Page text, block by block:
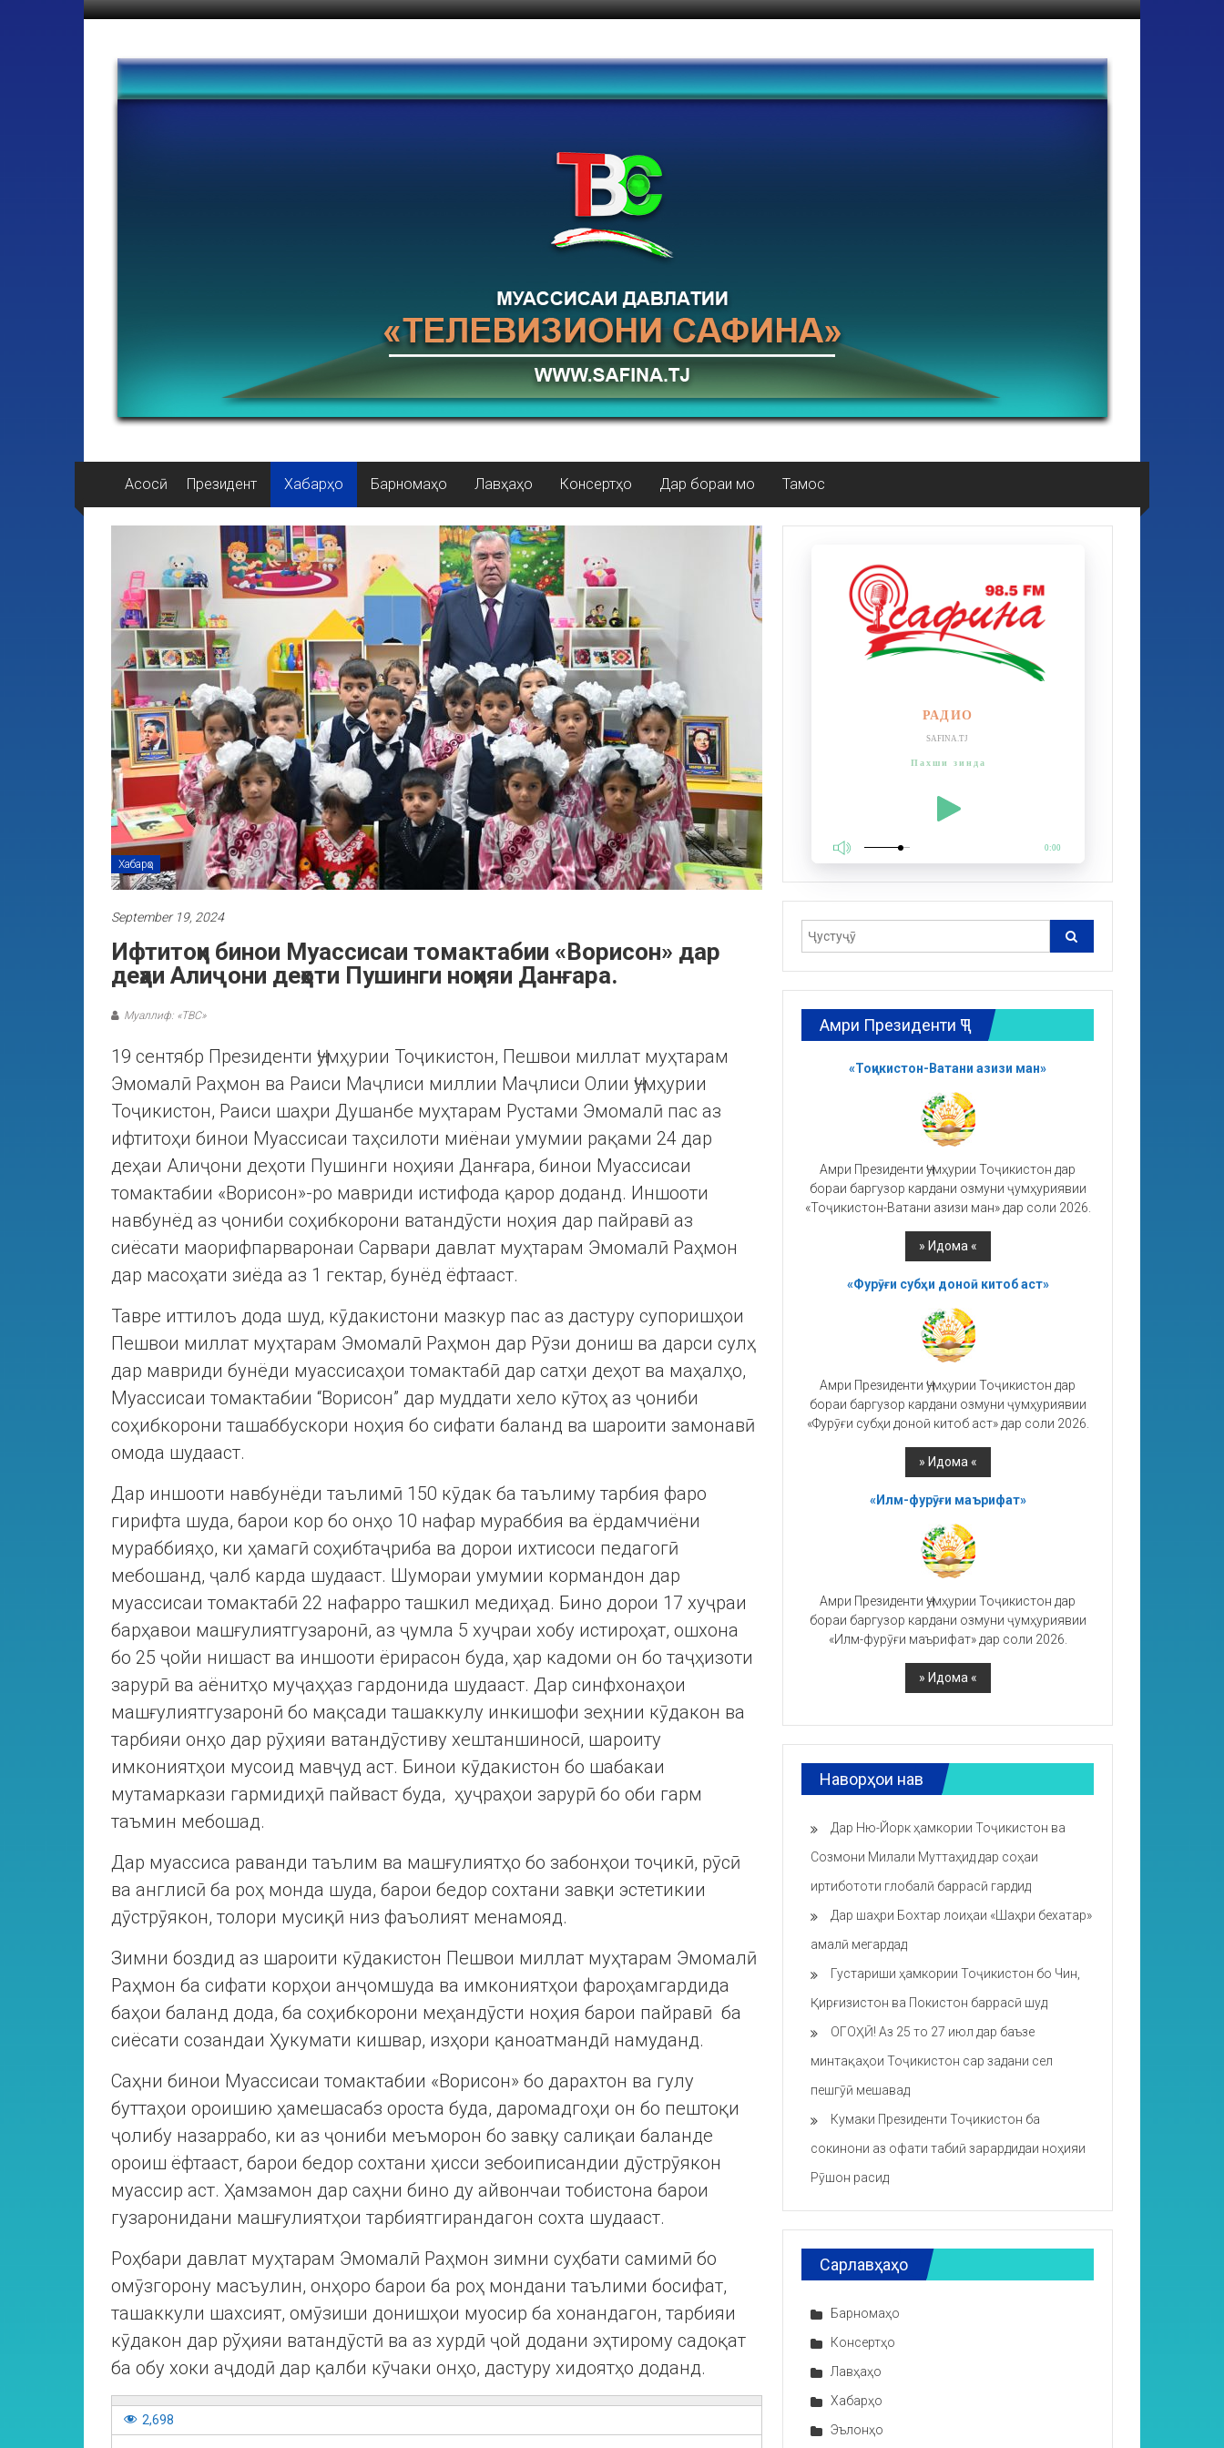
Асосӣ Президент Хабарҳо Барномаҳо Лавҳаҳо Консертҳо Дар бораи мо Тамос
Хабарҳо
September 19, 2024
Ифтитоҳи бинои Муассисаи томактабии «Ворисон» дар
деҳаи Алиҷони деҳоти Пушинги ноҳияи Данғара.
Муаллиф: «ТВС»
19 сентябр Президенти Ҷумҳурии Тоҷикистон, Пешвои миллат муҳтарам
Эмомалӣ Раҳмон ва Раиси Маҷлиси миллии Маҷлиси Олии Ҷумҳурии
Тоҷикистон, Раиси шаҳри Душанбе муҳтарам Рустами Эмомалӣ пас аз
ифтитоҳи бинои Муассисаи таҳсилоти миёнаи умумии рақами 24 дар
деҳаи Алиҷони деҳоти Пушинги ноҳияи Данғара, бинои Муассисаи
томактабии «Ворисон»-ро мавриди истифода қарор доданд. Иншооти
навбунёд аз ҷониби соҳибкорони ватандӯсти ноҳия дар пайравӣ аз
сиёсати маорифпарваронаи Сарвари давлат муҳтарам Эмомалӣ Раҳмон
дар масоҳати зиёда аз 1 гектар, бунёд ёфтааст.
Тавре иттилоъ дода шуд, кӯдакистони мазкур пас аз дастуру супоришҳои
Пешвои миллат муҳтарам Эмомалӣ Раҳмон дар Рӯзи дониш ва дарси сулҳ
дар мавриди бунёди муассисаҳои томактабӣ дар сатҳи деҳот ва маҳалҳо,
Муассисаи томактабии “Ворисон” дар муддати хело кӯтоҳ аз ҷониби
соҳибкорони ташаббускори ноҳия бо сифати баланд ва шароити замонавӣ
омода шудааст.
Дар иншооти навбунёди таълимӣ 150 кӯдак ба таълиму тарбия фаро
гирифта шуда, барои кор бо онҳо 10 нафар мураббия ва ёрдамчиёни
мураббияҳо, ки ҳамагӣ соҳибтаҷриба ва дорои ихтисоси педагогӣ
мебошанд, ҷалб карда шудааст. Шумораи умумии кормандон дар
муассисаи томактабӣ 22 нафарро ташкил медиҳад. Бино дорои 17 хуҷраи
барҳавои машғулиятгузаронӣ, аз ҷумла 5 хуҷраи хобу истироҳат, ошхона
бо 25 ҷойи нишаст ва иншооти ёрирасон буда, ҳар кадоми он бо таҷҳизоти
зарурӣ ва аёнитҳо муҷаҳҳаз гардонида шудааст. Дар синфхонаҳои
машғулиятгузаронӣ бо мақсади ташаккулу инкишофи зеҳнии кӯдакон ва
тарбияи онҳо дар рӯҳияи ватандӯстиву хештаншиносӣ, шароиту
имкониятҳои мусоид мавҷуд аст. Бинои кӯдакистон бо шабакаи
мутамаркази гармидиҳӣ пайваст буда, ҳуҷраҳои зарурӣ бо оби гарм
таъмин мебошад.
Дар муассиса раванди таълим ва машғулиятҳо бо забонҳои тоҷикӣ, рӯсӣ
ва англисӣ ба роҳ монда шуда, барои бедор сохтани завқи эстетикии
дӯстрӯякон, толори мусиқӣ низ фаъолият менамояд.
Зимни боздид аз шароити кӯдакистон Пешвои миллат муҳтарам Эмомалӣ
Раҳмон ба сифати корҳои анҷомшуда ва имкониятҳои фароҳамгардида
баҳои баланд дода, ба соҳибкорони меҳандӯсти ноҳия барои пайравӣ ба
сиёсати созандаи Ҳукумати кишвар, изҳори қаноатмандӣ намуданд.
Саҳни бинои Муассисаи томактабии «Ворисон» бо дарахтон ва гулу
буттаҳои ороишию ҳамешасабз ороста буда, даромадгоҳи он бо пештоқи
ҷолибу назаррабо, ки аз ҷониби меъморон бо завқу салиқаи баланде
ороиш ёфтааст, барои бедор сохтани ҳисси зебоиписандии дӯстрӯякон
муассир аст. Ҳамзамон дар саҳни бино ду айвончаи тобистона барои
гузаронидани машғулиятҳои тарбиятгирандагон сохта шудааст.
Роҳбари давлат муҳтарам Эмомалӣ Раҳмон зимни суҳбати самимӣ бо
омӯзгорону масъулин, онҳоро барои ба роҳ мондани таълими босифат,
ташаккули шахсият, омӯзиши донишҳои муосир ба хонандагон, тарбияи
кӯдакон дар рўҳияи ватандӯстӣ ва аз хурдӣ ҷой додани эҳтирому садоқат
ба обу хоки аҷдодӣ дар қалби кӯчаки онҳо, дастуру хидоятҳо доданд.
2,698
РАДИО
SAFINA.TJ
Пахши зинда
0:00
Амри Президенти ҶТ
«Тоҷикистон-Ватани азизи ман»
Амри Президенти Ҷумҳурии Тоҷикистон дар
бораи баргузор кардани озмуни ҷумҳуриявии
«Тоҷикистон-Ватани азизи ман» дар соли 2026.
«Фурӯғи субҳи доноӣ китоб аст»
Амри Президенти Ҷумҳурии Тоҷикистон дар
бораи баргузор кардани озмуни ҷумҳуриявии
«Фурӯғи субҳи доноӣ китоб аст» дар соли 2026.
«Илм-фурӯғи маърифат»
Амри Президенти Ҷумҳурии Тоҷикистон дар
бораи баргузор кардани озмуни ҷумҳуриявии
«Илм-фурӯғи маърифат» дар соли 2026.
Наворҳои нав
Дар Ню-Йорк ҳамкории Тоҷикистон ва
Созмони Милали Муттаҳид дар соҳаи
иртибототи глобалӣ баррасӣ гардид
Дар шаҳри Бохтар лоиҳаи «Шаҳри бехатар»
амалӣ мегардад
Густариши ҳамкории Тоҷикистон бо Чин,
Қирғизистон ва Покистон баррасӣ шуд
ОГОҲӢ! Аз 25 то 27 июл дар баъзе
минтақаҳои Тоҷикистон сар задани сел
пешгӯӣ мешавад
Кумаки Президенти Тоҷикистон ба
сокинони аз офати табиӣ зарардидаи ноҳияи
Рӯшон расид
Сарлавҳаҳо
Барномаҳо
Консертҳо
Лавҳаҳо
Хабарҳо
Эълонҳо